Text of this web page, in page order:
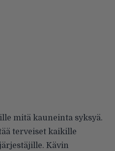
mitä kauneinta syksyä.
terveiset kaikille
Kävin